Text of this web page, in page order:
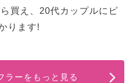
買え、20代カップルにピ
ります!
ラーをもっと見る